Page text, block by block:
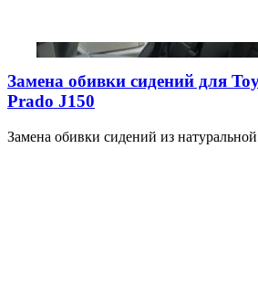
Замена обивки сидений для
Prado J150
Замена обивки сидений из